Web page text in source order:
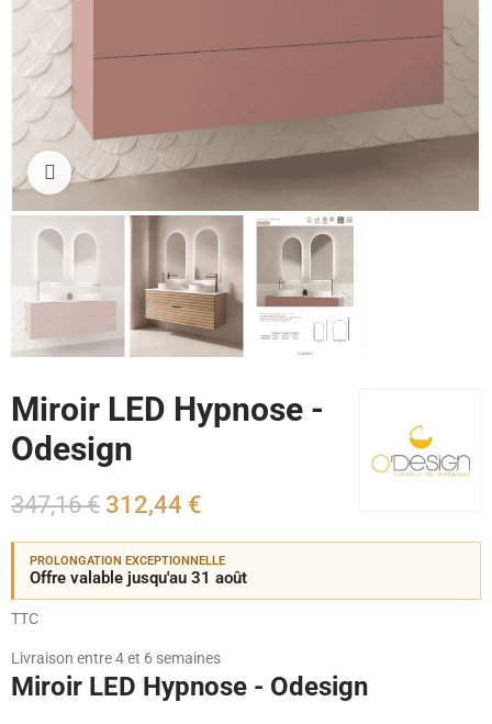
Cliquez pour agrandir
Miroir LED Hypnose -
Odesign
347,16 € 312,44 €
PROLONGATION EXCEPTIONNELLE
Offre valable jusqu'au 31 août
TTC
Livraison entre 4 et 6 semaines
Miroir LED Hypnose - Odesign